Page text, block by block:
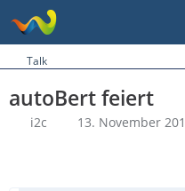
Talk
autoBert feiert
i2c 13. November